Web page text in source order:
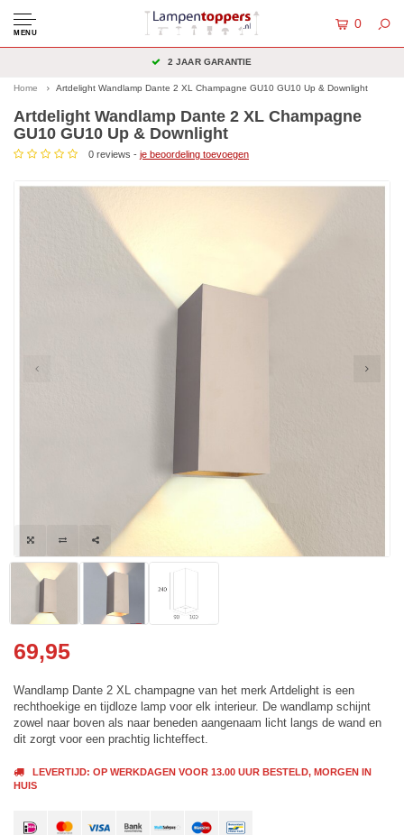
MENU
0
2 JAAR GARANTIE
Home Artdelight Wandlamp Dante 2 XL Champagne GU10 GU10 Up & Downlight
Artdelight Wandlamp Dante 2 XL Champagne
GU10 GU10 Up & Downlight
0 reviews - je beoordeling toevoegen
69,95
Wandlamp Dante 2 XL champagne van het merk Artdelight is een
rechthoekige en tijdloze lamp voor elk interieur. De wandlamp schijnt
zowel naar boven als naar beneden aangenaam licht langs de wand en
dit zorgt voor een prachtig lichteffect.
LEVERTIJD: OP WERKDAGEN VOOR 13.00 UUR BESTELD, MORGEN IN
HUIS